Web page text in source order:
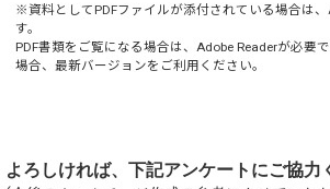
※資料としてPDFファイルが添付されている場合は、
す。
PDF書類をご覧になる場合は、 Adobe Readerが必要
場合、最新バージョンをご利用ください。